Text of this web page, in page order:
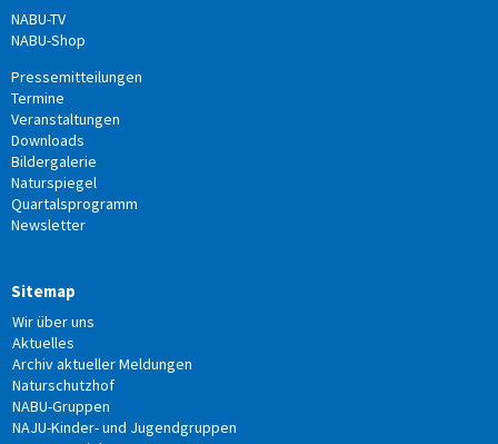
NABU-TV
NABU-Shop
Pressemitteilungen
Termine
Veranstaltungen
Downloads
Bildergalerie
Naturspiegel
Quartalsprogramm
Newsletter
Sitemap
Wir über uns
Aktuelles
Archiv aktueller Meldungen
Naturschutzhof
NABU-Gruppen
NAJU-Kinder- und Jugendgruppen